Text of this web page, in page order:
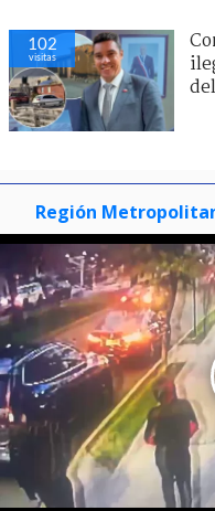
102
visitas
Región